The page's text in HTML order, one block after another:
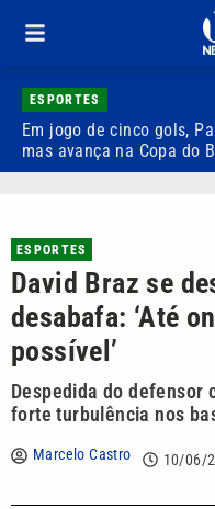
ESPORTES
Em jogo de cinco gols,
mas avança na Copa do
ESPORTES
David Braz se
desabafa: ‘Até
possível’
Despedida do defensor
forte turbulência nos
Marcelo Castro 10/06/